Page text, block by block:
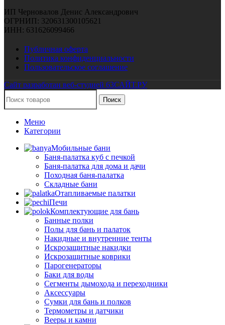
ИП Черновалов Денис Александрович
ОГРНИП: 320631300105621
ИНН: 631626099466
Публичная оферта
Политика конфиденциальности
Пользовательское соглашение
Сайт разработан веб-студией 63САЙТ.РУ
Поиск
Меню
Категории
Мобильные бани
Баня-палатка куб с печкой
Баня-палатка для дома и дачи
Походная баня-палатка
Складные бани
Отапливаемые палатки
Печи
Комплектующие для бань
Банные полки
Полы для бань и палаток
Накидные и внутренние тенты
Искрозащитные накидки
Искрозащитные коврики
Парогенераторы
Баки для воды
Сегменты дымохода и переходники
Аксессуары
Сумки для бань и полков
Термометры и датчики
Вееры и камни